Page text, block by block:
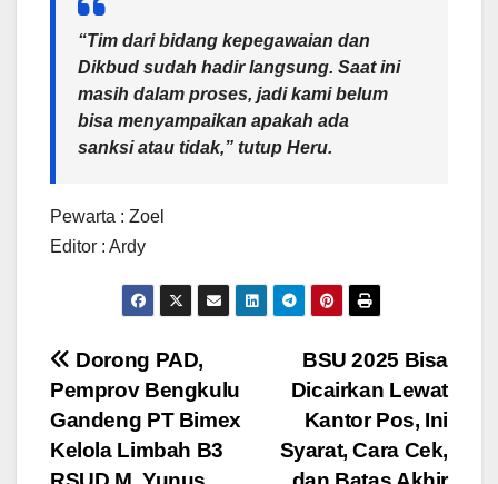
“Tim dari bidang kepegawaian dan
Dikbud sudah hadir langsung. Saat ini
masih dalam proses, jadi kami belum
bisa menyampaikan apakah ada
sanksi atau tidak,” tutup Heru.
Pewarta : Zoel
Editor : Ardy
Navigasi
pos
BSU 2025 Bisa
Dicairkan Lewat
Kantor Pos, Ini
Syarat, Cara Cek,
Dorong PAD,
Pemprov Bengkulu
Gandeng PT Bimex
Kelola Limbah B3